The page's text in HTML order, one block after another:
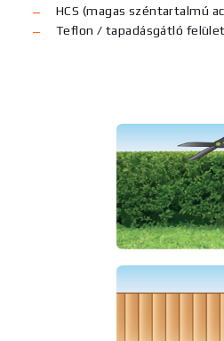
HCS (magas széntartalmú
Teflon / tapadásgátló